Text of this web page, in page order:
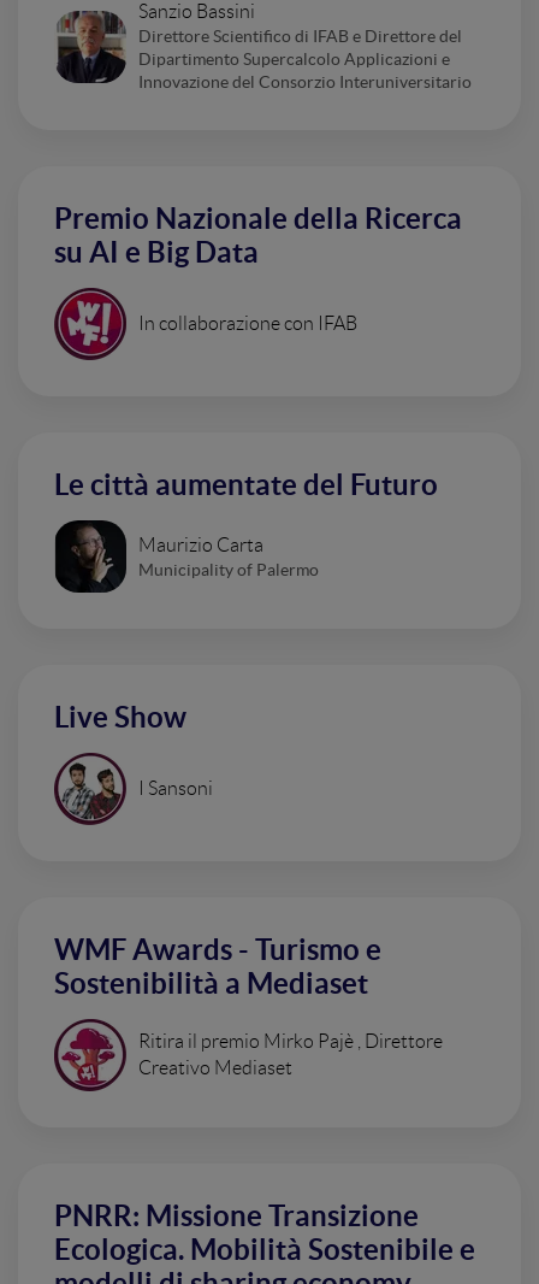
Sanzio Bassini
Direttore Scientifico di IFAB e Direttore del
Dipartimento Supercalcolo Applicazioni e
Innovazione del Consorzio Interuniversitario
Premio Nazionale della Ricerca
su AI e Big Data
In collaborazione con IFAB
Le città aumentate del Futuro
Maurizio Carta
Municipality of Palermo
Live Show
I Sansoni
WMF Awards - Turismo e
Sostenibilità a Mediaset
Ritira il premio Mirko Pajè , Direttore
Creativo Mediaset
PNRR: Missione Transizione
Ecologica. Mobilità Sostenibile e